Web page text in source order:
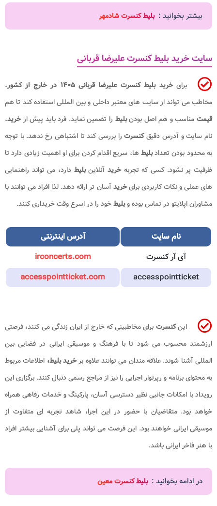
بیشتر بخوانید : بلیط کنسرت شادمهر
سایت خرید بلیط کنسرت علیرضا قربانی
برایخرید بلیط کنسرت علیرضا قربانی ۱۴۰۵ در خارج از کشور
،
مخاطب می تواند از سایت های معتبر داخلی و بین المللی استفاده کند تا هم
قیمت مناسب و هم اصل بودنبلیط را تضمین نماید. فرد باید پیش ازخرید،
نام سایت و آدرس دقیقکنسرترا بررسی کند تا اشتباهی رخ ندهد. با توجه
به محدود بودن تعدادبلیط ها، سریع اقدام کردن برای او اهمیت زیادی دارد تا
ظرفیت پر نشود. کسی که تجربهخرید آنلاینبلیط دارد، می تواند راهنمایی
های عملی و نکات کاربردی برایخریدآسان تر ارائه دهد. لذا افراد می توانند با
مشاوران اپلایتو در تماس بوده وبلیطخود را در اسرع وقت خریداری کنند.
نام سایت
آدرس اینترنتی
آی آر کنسرت
irconcerts.com
accesspointticket
accesspointticket.com
اینکنسرت برای مخاطبینی که خارج از ایران زندگی می کنند، فرصتی
ارزشمند محسوب می شود تا با فرهنگ و موسیقی ایرانی در فضایی بین
المللی آشنا شوند. علاقه مندان می توانند علاوه برخرید بلیط، اطلاعات مربوط
به محتوای برنامه و رپرتوار اجرایی را نیز از مراجع رسمی دنبال کنند. برگزاری این
رویداد با امکانات جانبی نظیر دسترسی آسان، پارکینگ و خدمات رفاهی همراه
خواهد بود. متقاضیان با حضور در این اجرا، شاهد تجربه ای متفاوت از
موسیقی ایرانی خواهند بود. این فرصت می تواند پلی برای آشنایی بیشتر افراد
با هنر فاخر ایرانی باشد.
در ادامه بخوانید : بلیط کنسرت معین